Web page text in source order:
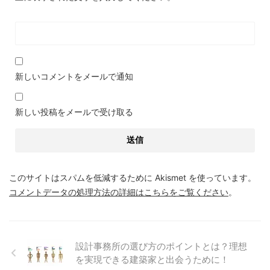
新しいコメントをメールで通知
新しい投稿をメールで受け取る
このサイトはスパムを低減するために Akismet を使っています。
コメントデータの処理方法の詳細はこちらをご覧ください。
設計事務所の選び方のポイントとは？理想
を実現できる建築家と出会うために！